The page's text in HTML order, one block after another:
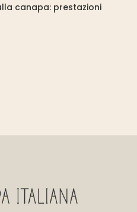
canapa: prestazioni